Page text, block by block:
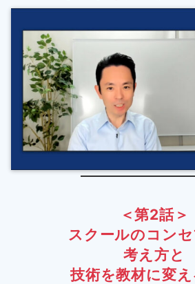
＜第2話＞
スクールのコン
考え方と
技術を教材に変